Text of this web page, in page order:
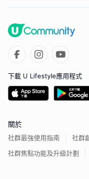
下載 U Lifestyle應用程式
關於
社群最強使用指南
社群
社群焦點功能及升級計劃